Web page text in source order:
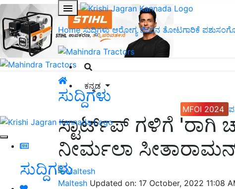
Home ಸುದ್ದಿಗಳು ಆರೋಗ್ಯ ಜೀವನ ತೋಟಗಾರಿಕೆ
ಕನ್ನಡ
MFOI 2024
ಸುದ್ದಿಗಳು
ಸುದ್ದಿಗಳು
ಸ್ಟಾರ್ಟ್‌ಪ್‌ ಗಳಿಗೆ
ನೀರ್ಮಲಾ
Maltesh Updated on: 17 October, 2022 11:08